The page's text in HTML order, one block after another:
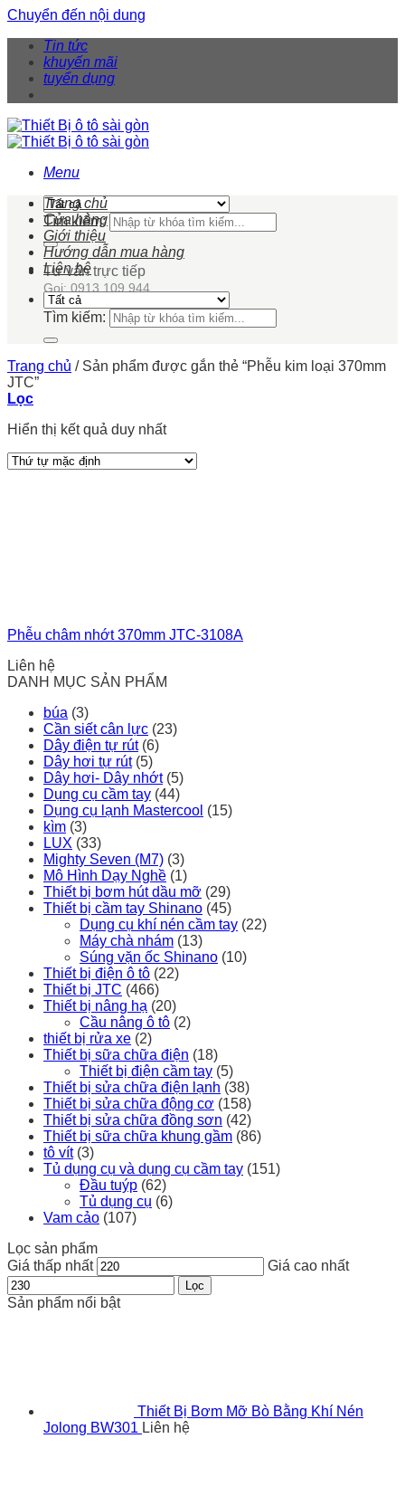
Chuyển đến nội dung
Tin tức
khuyến mãi
tuyển dụng
Menu
Tìm kiếm:
Tư vấn trực tiếp
Gọi: 0913 109 944
Trang chủ
Cửa hàng
Giới thiệu
Hướng dẫn mua hàng
Liên hệ
Tìm kiếm:
Trang chủ /Sản phẩm được gắn thẻ “Phễu kim loại 370mm
JTC”
Lọc
Hiển thị kết quả duy nhất
Phễu châm nhớt 370mm JTC-3108A
Liên hệ
DANH MỤC SẢN PHẨM
búa (3)
Cần siết cân lực (23)
Dây điện tự rút (6)
Dây hơi tự rút (5)
Dây hơi- Dây nhớt (5)
Dụng cụ cầm tay (44)
Dụng cụ lạnh Mastercool (15)
kìm (3)
LUX (33)
Mighty Seven (M7) (3)
Mô Hình Dạy Nghề (1)
Thiết bị bơm hút dầu mỡ (29)
Thiết bị cầm tay Shinano (45)
Dụng cụ khí nén cầm tay (22)
Máy chà nhám (13)
Súng vặn ốc Shinano (10)
Thiết bị điện ô tô (22)
Thiết bị JTC (466)
Thiết bị nâng hạ (20)
Cầu nâng ô tô (2)
thiết bị rửa xe (2)
Thiết bị sữa chữa điện (18)
Thiết bị điện cầm tay (5)
Thiết bị sửa chữa điện lạnh (38)
Thiết bị sửa chữa động cơ (158)
Thiết bị sửa chữa đồng sơn (42)
Thiết bị sữa chữa khung gầm (86)
tô vít (3)
Tủ dụng cụ và dụng cụ cầm tay (151)
Đầu tuýp (62)
Tủ dụng cụ (6)
Vam cảo (107)
Lọc sản phẩm
Giá thấp nhất
Giá cao nhất
Lọc
Sản phẩm nổi bật
Thiết Bị Bơm Mỡ Bò Bằng Khí Nén
Jolong BW301 Liên hệ